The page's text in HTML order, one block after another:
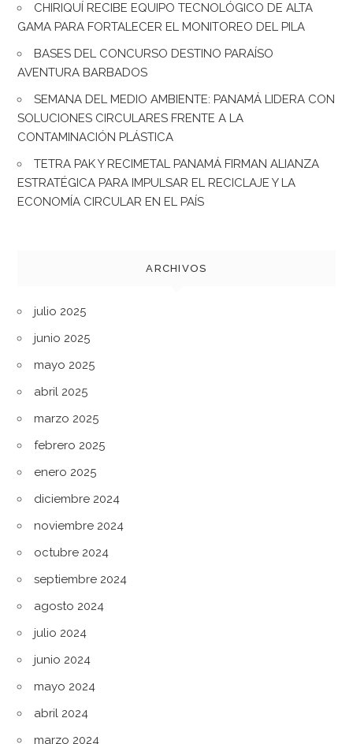
CHIRIQUÍ RECIBE EQUIPO TECNOLÓGICO DE ALTA
GAMA PARA FORTALECER EL MONITOREO DEL PILA
BASES DEL CONCURSO DESTINO PARAÍSO
AVENTURA BARBADOS
SEMANA DEL MEDIO AMBIENTE: PANAMÁ LIDERA CON
SOLUCIONES CIRCULARES FRENTE A LA
CONTAMINACIÓN PLÁSTICA
TETRA PAK Y RECIMETAL PANAMÁ FIRMAN ALIANZA
ESTRATÉGICA PARA IMPULSAR EL RECICLAJE Y LA
ECONOMÍA CIRCULAR EN EL PAÍS
ARCHIVOS
julio 2025
junio 2025
mayo 2025
abril 2025
marzo 2025
febrero 2025
enero 2025
diciembre 2024
noviembre 2024
octubre 2024
septiembre 2024
agosto 2024
julio 2024
junio 2024
mayo 2024
abril 2024
marzo 2024